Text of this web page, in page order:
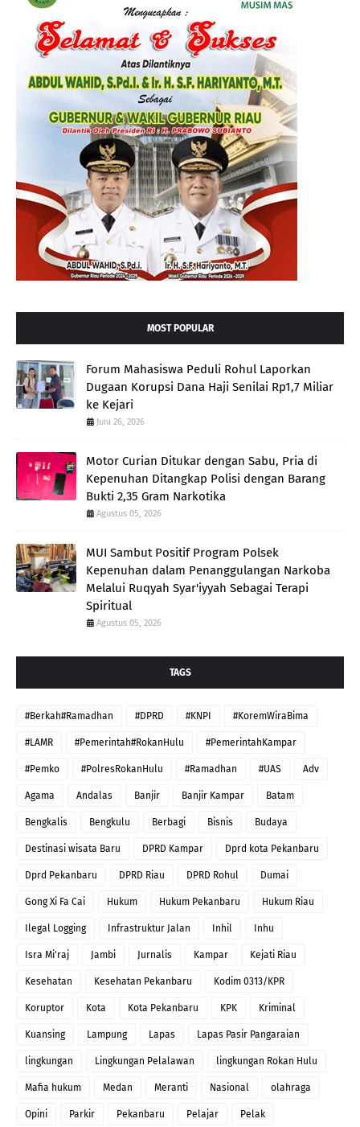
MOST POPULAR
Forum Mahasiswa Peduli Rohul Laporkan
Dugaan Korupsi Dana Haji Senilai Rp1,7 Miliar
ke Kejari
Juni 26, 2026
Motor Curian Ditukar dengan Sabu, Pria di
Kepenuhan Ditangkap Polisi dengan Barang
Bukti 2,35 Gram Narkotika
Agustus 05, 2026
MUI Sambut Positif Program Polsek
Kepenuhan dalam Penanggulangan Narkoba
Melalui Ruqyah Syar'iyyah Sebagai Terapi
Spiritual
Agustus 05, 2026
TAGS
#Berkah#Ramadhan #DPRD #KNPI #KoremWiraBima
#LAMR #Pemerintah#RokanHulu #PemerintahKampar
#Pemko #PolresRokanHulu #Ramadhan #UAS Adv
Agama Andalas Banjir Banjir Kampar Batam
Bengkalis Bengkulu Berbagi Bisnis Budaya
Destinasi wisata Baru DPRD Kampar Dprd kota Pekanbaru
Dprd Pekanbaru DPRD Riau DPRD Rohul Dumai
Gong Xi Fa Cai Hukum Hukum Pekanbaru Hukum Riau
Ilegal Logging Infrastruktur Jalan Inhil Inhu
Isra Mi'raj Jambi Jurnalis Kampar Kejati Riau
Kesehatan Kesehatan Pekanbaru Kodim 0313/KPR
Koruptor Kota Kota Pekanbaru KPK Kriminal
Kuansing Lampung Lapas Lapas Pasir Pangaraian
lingkungan Lingkungan Pelalawan lingkungan Rokan Hulu
Mafia hukum Medan Meranti Nasional olahraga
Opini Parkir Pekanbaru Pelajar Pelak